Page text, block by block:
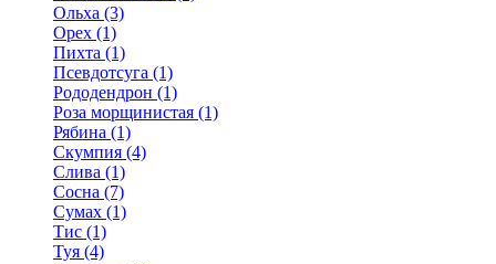
Ольха (3)
Орех (1)
Пихта (1)
Псевдотсуга (1)
Рододендрон (1)
Роза морщинистая (1)
Рябина (1)
Скумпия (4)
Слива (1)
Сосна (7)
Сумах (1)
Тис (1)
Туя (4)